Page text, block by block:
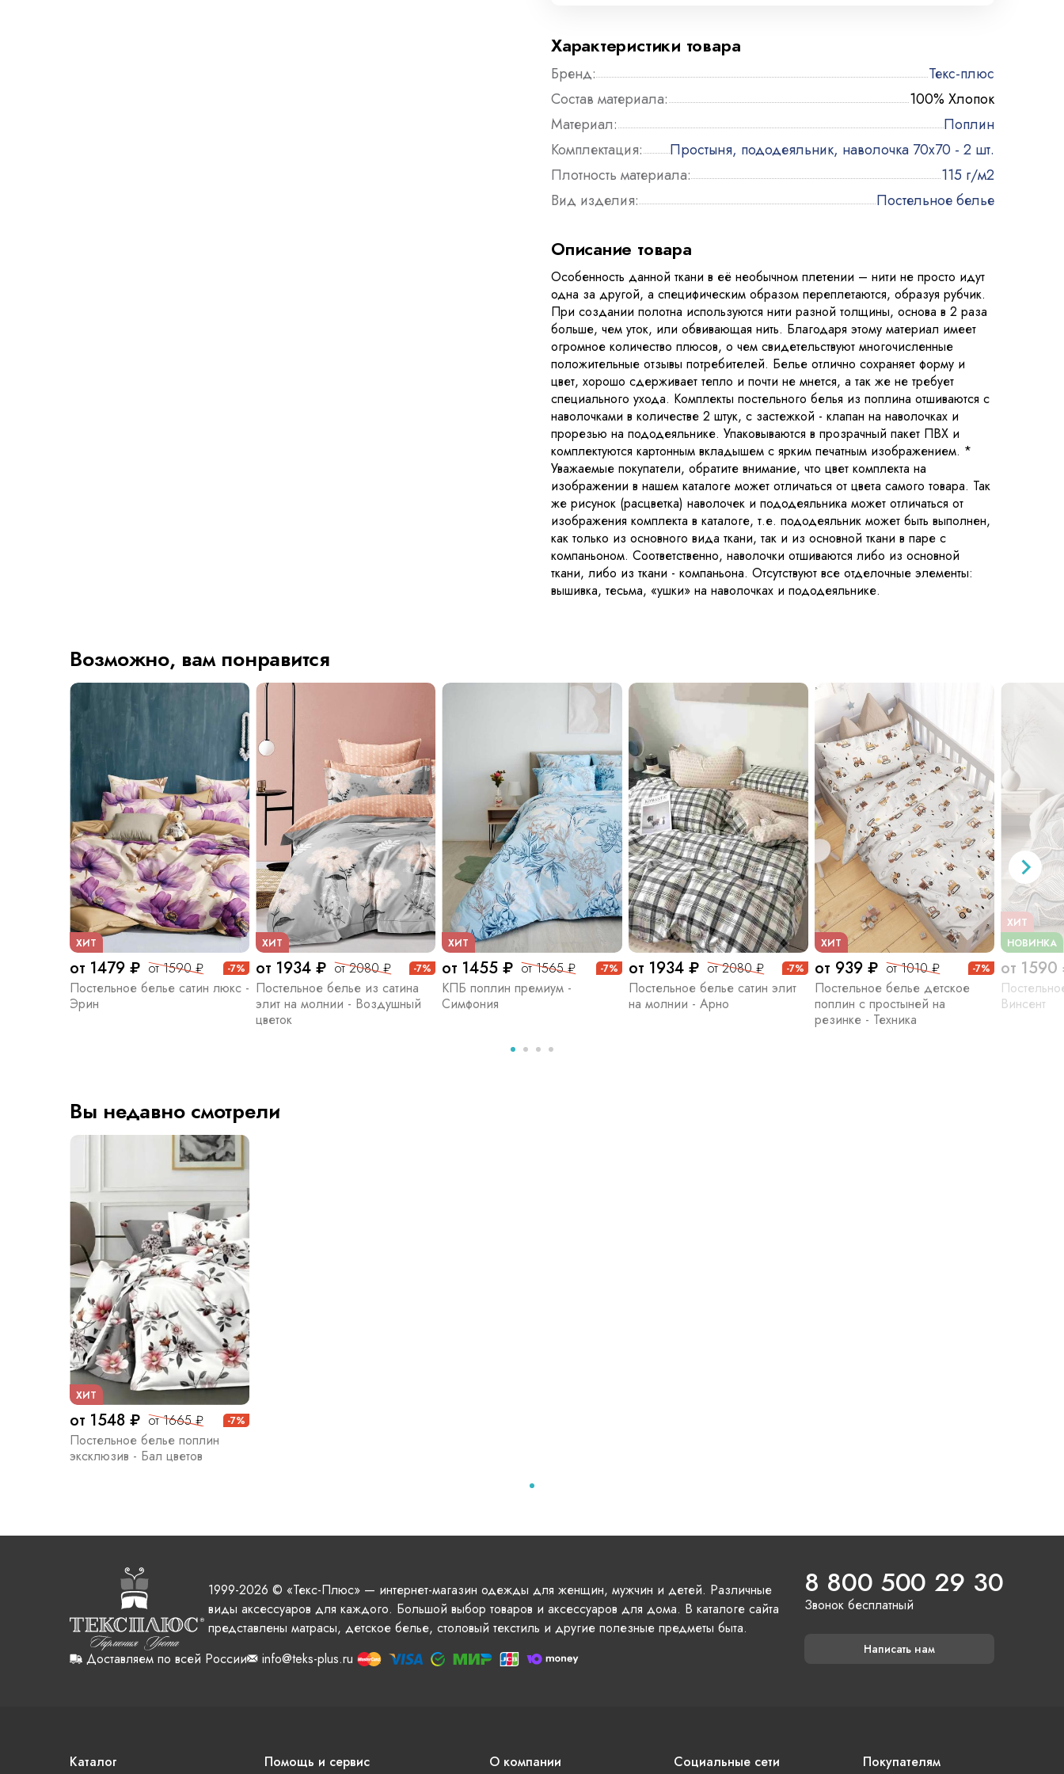
Характеристики товара
Бренд:
Текс-плюс
Состав материала:
100% Хлопок
Материал:
Поплин
Комплектация:
Простыня, пододеяльник, наволочка 70х70 - 2 шт.
Плотность материала:
115 г/м2
Вид изделия:
Постельное белье
Описание товара
Особенность данной ткани в её необычном плетении – нити не просто идут
одна за другой, а специфическим образом переплетаются, образуя рубчик.
При создании полотна используются нити разной толщины, основа в 2 раза
больше, чем уток, или обвивающая нить. Благодаря этому материал имеет
огромное количество плюсов, о чем свидетельствуют многочисленные
положительные отзывы потребителей. Белье отлично сохраняет форму и
цвет, хорошо сдерживает тепло и почти не мнется, а так же не требует
специального ухода. Комплекты постельного белья из поплина отшиваются с
наволочками в количестве 2 штук, с застежкой - клапан на наволочках и
прорезью на пододеяльнике. Упаковываются в прозрачный пакет ПВХ и
комплектуются картонным вкладышем с ярким печатным изображением. *
Уважаемые покупатели, обратите внимание, что цвет комплекта на
изображении в нашем каталоге может отличаться от цвета самого товара. Так
же рисунок (расцветка) наволочек и пододеяльника может отличаться от
изображения комплекта в каталоге, т.е. пододеяльник может быть выполнен,
как только из основного вида ткани, так и из основной ткани в паре с
компаньоном. Соответственно, наволочки отшиваются либо из основной
ткани, либо из ткани - компаньона. Отсутствуют все отделочные элементы:
вышивка, тесьма, «ушки» на наволочках и пододеяльнике.
Возможно, вам понравится
ХИТ
от 1479 ₽ от 1590 ₽ -7%
Постельное белье сатин люкс -
Эрин
ХИТ
от 1934 ₽ от 2080 ₽ -7%
Постельное белье из сатина
элит на молнии - Воздушный
цветок
ХИТ
от 1455 ₽ от 1565 ₽ -7%
КПБ поплин премиум -
Симфония
от 1934 ₽ от 2080 ₽ -7%
Постельное белье сатин элит
на молнии - Арно
ХИТ
от 939 ₽ от 1010 ₽ -7%
Постельное белье детское
поплин с простыней на
резинке - Техника
ХИТ
НОВИНКА
от 1590
Винсент
Вы недавно смотрели
ХИТ
от 1548 ₽ от 1665 ₽ -7%
Постельное белье поплин
эксклюзив - Бал цветов
1999-2026 © «Текс-Плюс» — интернет-магазин одежды для женщин, мужчин и детей. Различные
виды аксессуаров для каждого. Большой выбор товаров и аксессуаров для дома. В каталоге сайта
представлены матрасы, детское белье, столовый текстиль и другие полезные предметы быта.
Доставляем по всей России
info@teks-plus.ru
8 800 500 29 30
Звонок бесплатный
Написать нам
Каталог Помощь и сервис О компании Социальные сети Покупателям